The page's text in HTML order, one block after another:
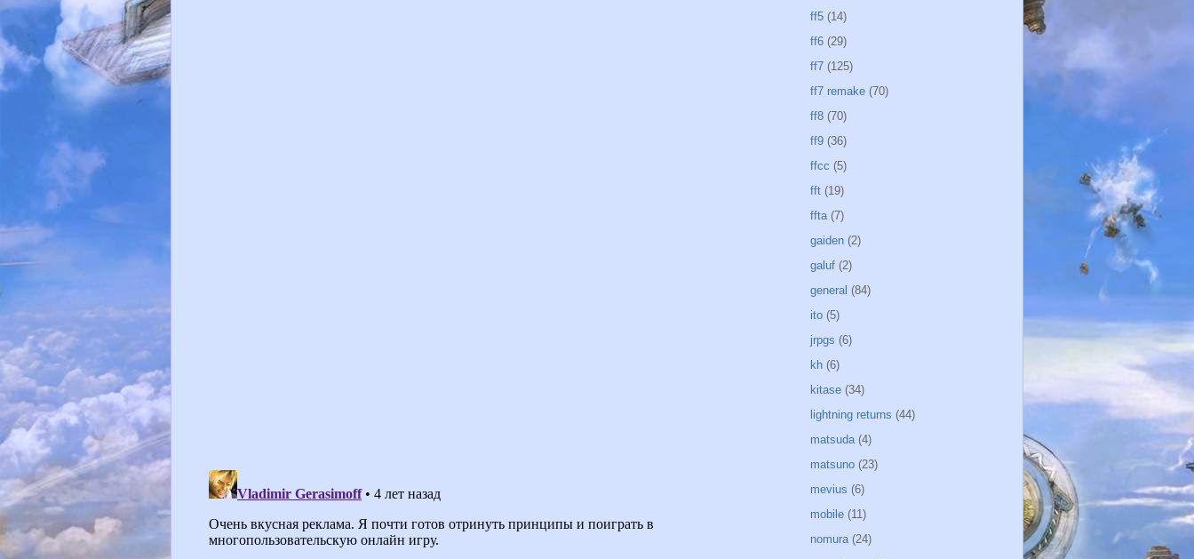
ff5 (14)
ff6 (29)
ff7 (125)
ff7 remake (70)
ff8 (70)
ff9 (36)
ffcc (5)
fft (19)
ffta (7)
gaiden (2)
galuf (2)
general (84)
ito (5)
jrpgs (6)
kh (6)
kitase (34)
lightning returns (44)
matsuda (4)
matsuno (23)
mevius (6)
mobile (11)
nomura (24)